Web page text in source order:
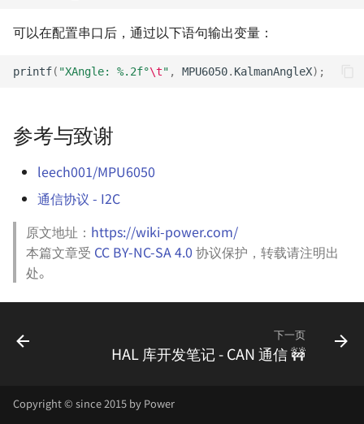
可以在配置串口后，通过以下语句输出变量：
printf( "XAngle: %.2f°\t" , MPU6050. KalmanAngleX);
参考与致谢
leech001/MPU6050
通信协议 - I2C
原文地址： https://wiki-power.com/
本篇文章受 CC BY-NC-SA 4.0 协议保护，转载请注明出
处。
下一页
HAL 库开发笔记 - CAN 通信 🚧
Copyright © since 2015 by Power